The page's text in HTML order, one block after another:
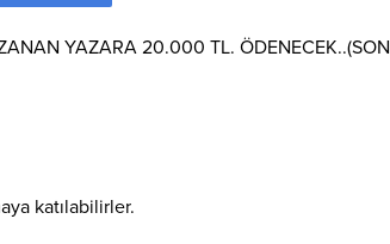
YAZARA 20.000 TL. ÖDENECEK..(SON
katılabilirler.